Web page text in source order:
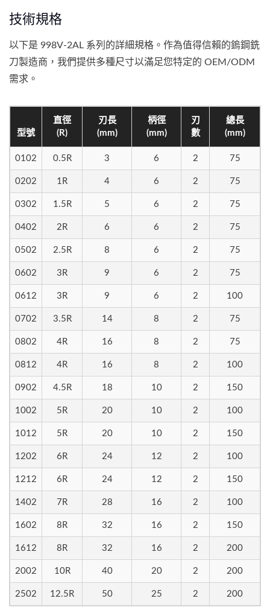
技術規格
以下是 998V-2AL 系列的詳細規格。作為值得信賴的鎢鋼銑
刀製造商，我們提供多種尺寸以滿足您特定的 OEM/ODM
需求。
型號
直徑
(R)
刃長
(mm)
柄徑
(mm)
刃
數
總長
(mm)
0102 0.5R 3 6 2 75
0202 1R 4 6 2 75
0302 1.5R 5 6 2 75
0402 2R 6 6 2 75
0502 2.5R 8 6 2 75
0602 3R 9 6 2 75
0612 3R 9 6 2 100
0702 3.5R 14 8 2 75
0802 4R 16 8 2 75
0812 4R 16 8 2 100
0902 4.5R 18 10 2 150
1002 5R 20 10 2 100
1012 5R 20 10 2 150
1202 6R 24 12 2 100
1212 6R 24 12 2 150
1402 7R 28 16 2 100
1602 8R 32 16 2 150
1612 8R 32 16 2 200
2002 10R 40 20 2 200
2502 12.5R 50 25 2 200